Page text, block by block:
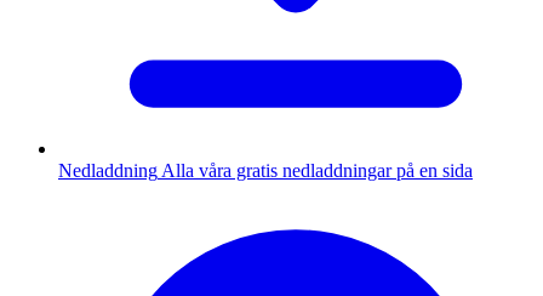
Nedladdning Alla våra gratis nedladdningar på en sida